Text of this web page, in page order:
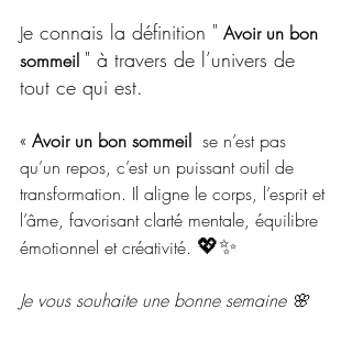
Je connais la définition " Avoir un bon
sommeil " à travers de l’univers de
tout ce qui est.
« Avoir un bon sommeil se n’est pas
qu’un repos, c’est un puissant outil de
transformation. Il aligne le corps, l’esprit et
l’âme, favorisant clarté mentale, équilibre
émotionnel et créativité. 💖✨
Je vous souhaite une bonne semaine 🌸